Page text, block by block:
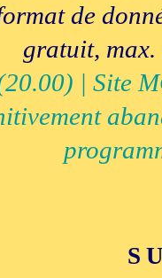
de
gratuit,
| Site